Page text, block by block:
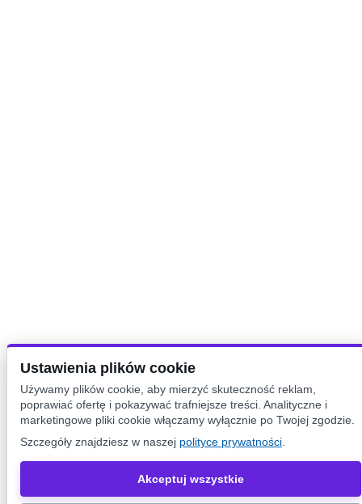
Ustawienia plików cookie
Używamy plików cookie, aby mierzyć skuteczność reklam,
poprawiać ofertę i pokazywać trafniejsze treści. Analityczne i
marketingowe pliki cookie włączamy wyłącznie po Twojej zgodzie.
Szczegóły znajdziesz w naszej polityce prywatności
Akceptuj wszystkie